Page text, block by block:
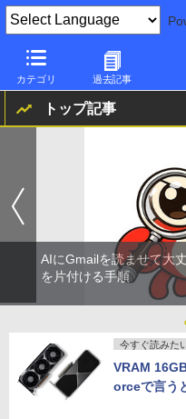
カテゴリ 過去記事
PC Watch 8月8日(土)
トップ記事
AIにGmailを読ませて大
を片付ける手順
今すぐ読みた
VRAM
orceで言う